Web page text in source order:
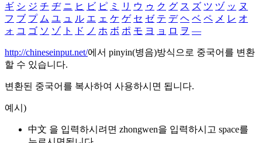
ギ シ ジ チ ヂ ニ ヒ ビ ピ ミ リ ウ ゥ ク グ ス ズ ツ ヅ ッ ヌ
フ ブ プ ム ユ ュ ル エ ェ ケ ゲ セ ゼ テ デ ヘ ベ ペ メ レ オ
ォ コ ゴ ソ ゾ ト ド ノ ホ ボ ポ モ ヨ ョ ロ ヲ ―
http://chineseinput.net/에서 pinyin(병음)방식으로 중국어를 변환
할 수 있습니다.
변환된 중국어를 복사하여 사용하시면 됩니다.
예시)
中文 을 입력하시려면 zhongwen을 입력하시고 space를